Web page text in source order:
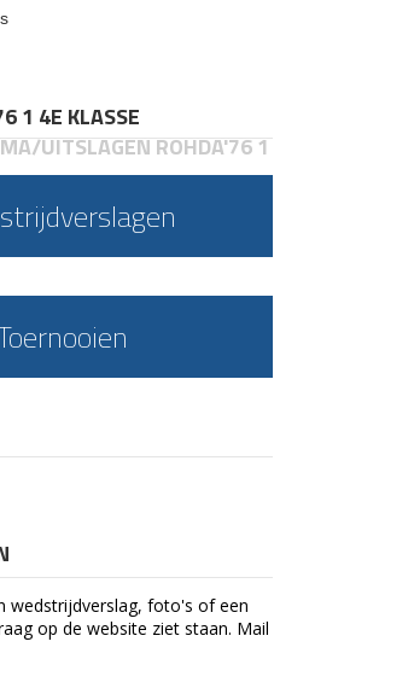
1 4E KLASSE
UITSLAGEN ROHDA'76 1
wedstrijdverslag, foto's of een
op de website ziet staan. Mail